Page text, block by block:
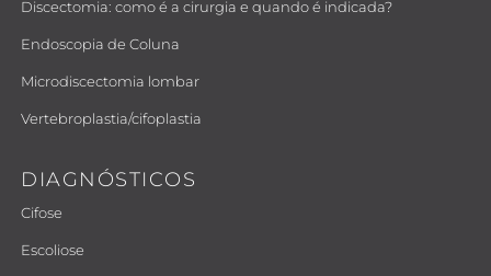
Discectomia: como é a cirurgia e quando é indicada?
Endoscopia de Coluna
Microdiscectomia lombar
Vertebroplastia/cifoplastia
DIAGNÓSTICOS
Cifose
Escoliose